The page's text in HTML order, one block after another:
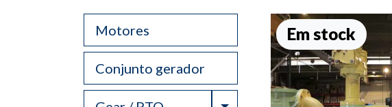
Motores
Conjunto gerador
Em stock